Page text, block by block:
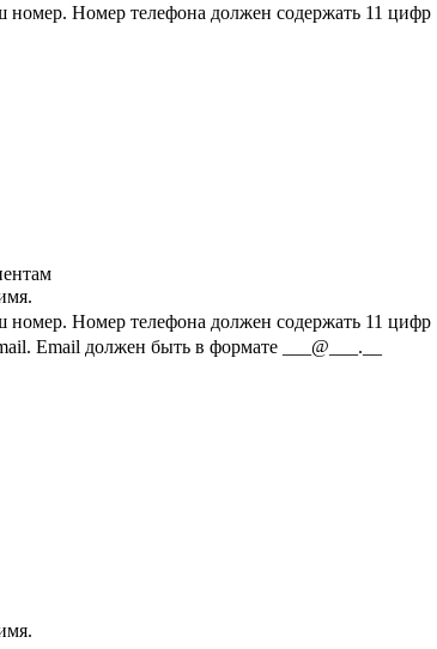
номер. Номер телефона должен содержать 11 цифр
номер. Номер телефона должен содержать 11 цифр
Email должен быть в формате ___@___.__